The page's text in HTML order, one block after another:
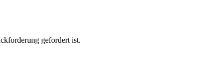
gefordert ist.